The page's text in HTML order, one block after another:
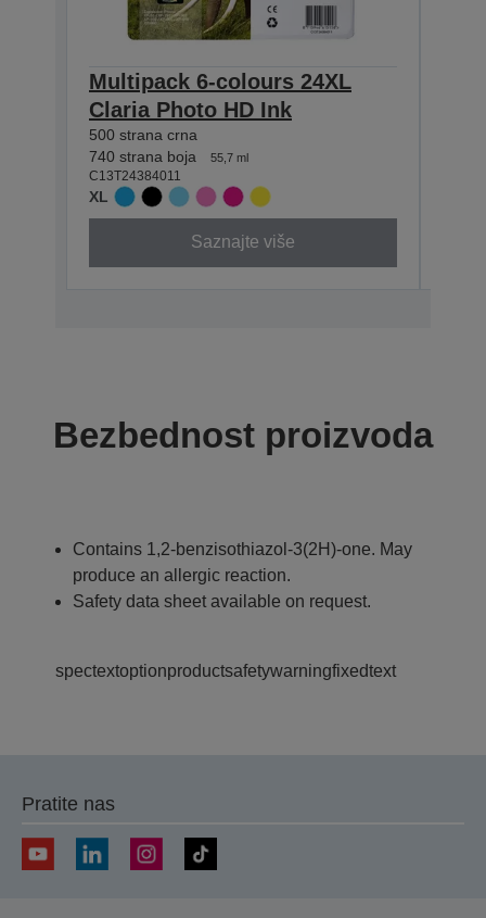
Multipack 6-colours 24XL
Claria Photo HD Ink
500 strana crna
740 strana boja
55,7 ml
C13T24384011
XL
Saznajte više
Bezbednost proizvoda
Contains 1,2-benzisothiazol-3(2H)-one. May
produce an allergic reaction.
Safety data sheet available on request.
spectextoptionproductsafetywarningfixedtext
Pratite nas